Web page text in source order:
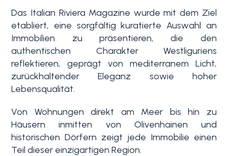
Das Italian Riviera Magazine wurde mit dem Ziel
etabliert, eine sorgfältig kuratierte Auswahl an
Immobilien zu präsentieren, die den
authentischen Charakter Westliguriens
reflektieren, geprägt von mediterranem Licht,
zurückhaltender Eleganz sowie hoher
Lebensqualität.
Von Wohnungen direkt am Meer bis hin zu
Häusern inmitten von Olivenhainen und
historischen Dörfern zeigt jede Immobilie einen
Teil dieser einzigartigen Region.
(0)
Wohnimmobilien
Preis